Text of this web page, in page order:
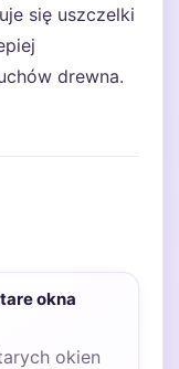
się uszczelki
drewna.
okna
okien